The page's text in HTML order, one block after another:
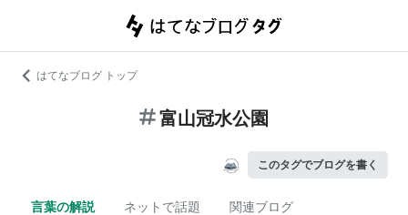
はてなブログ トップ
富山冠水公園
このタグでブログを書く
言葉の解説 ネットで話題 関連ブログ